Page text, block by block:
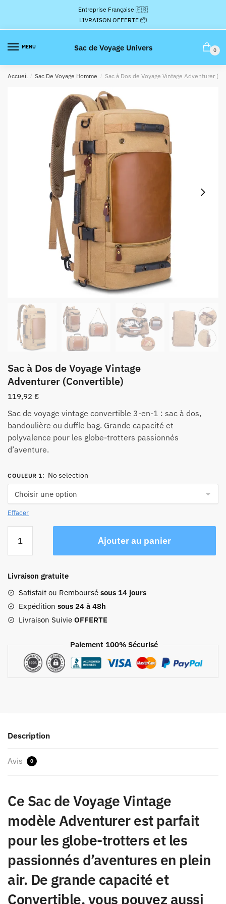
la
navigation
contenu
Entreprise Française 🇫🇷
LIVRAISON OFFERTE 📦
MENU Sac de Voyage Univers 0
Accueil / Sac De Voyage Homme / Sac à Dos de Voyage Vintage Adventurer
Sac à Dos de Voyage Vintage
Adventurer (Convertible)
119,92 €
Sac de voyage vintage convertible 3-en-1 : sac à dos,
bandoulière ou duffle bag. Grande capacité et
polyvalence pour les globe-trotters passionnés
d’aventure.
COULEUR 1: No selection
Effacer
Sac
Dos
de
Voyage
Vintage
Ajouter au panier
Livraison gratuite
Satisfait ou Remboursé sous 14 jours
Expédition sous 24 à 48h
Livraison Suivie OFFERTE
Paiement 100% Sécurisé
Description
Avis 0
Ce Sac de Voyage Vintage
modèle Adventurer est parfait
pour les globe-trotters et les
passionnés d’aventures en plein
air. De grande capacité et
Convertible, vous pouvez aussi